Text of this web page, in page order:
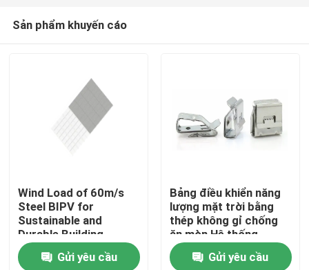
Trang chủ
Các sản phẩm
Sản phẩm khuyến cáo
Wind Load of 60m/s
Steel BIPV for
Sustainable and
Durable Building
Solutions
Gửi yêu cầu
Bảng điều khiển năng
lượng mặt trời bằng
thép không gỉ chống
ăn mòn Hệ thống
quang điện PV Cáp cố
định ClipGửi yêu cầu